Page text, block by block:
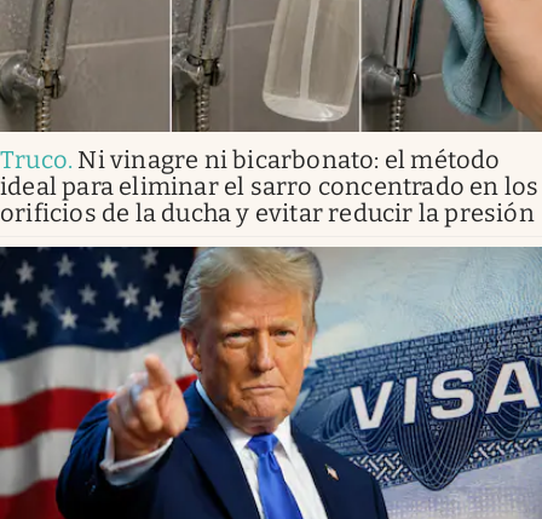
Truco. Ni vinagre ni bicarbonato: el método
ideal para eliminar el sarro concentrado en los
orificios de la ducha y evitar reducir la presión